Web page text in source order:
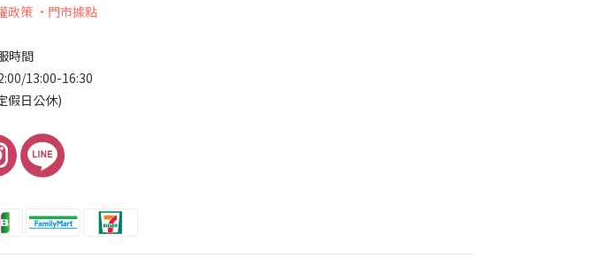
政策 •門市據點
時間
13:00-16:30
假日公休)